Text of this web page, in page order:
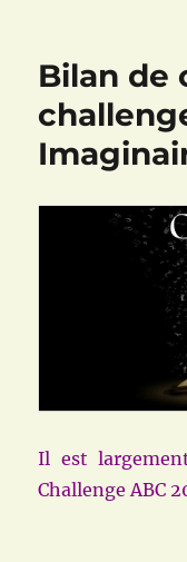
dit
?
Bilan de
Il est
Challenge ABC